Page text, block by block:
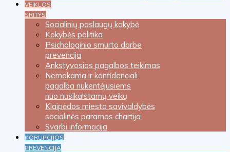
VEIKLOS
SRITYS
Socialinių paslaugų kokybė
Kokybės politika
Psichologinio smurto darbe
prevencija
Ankstyvosios pagalbos teikimas
Nemokama ir konfidenciali
pagalba nukentėjusiems
nuo nusikalstamų veikų
Klaipėdos miesto savivaldybės
socialinės paramos chartija
Svarbi informacija
KORUPCIJOS
PREVENCIJA